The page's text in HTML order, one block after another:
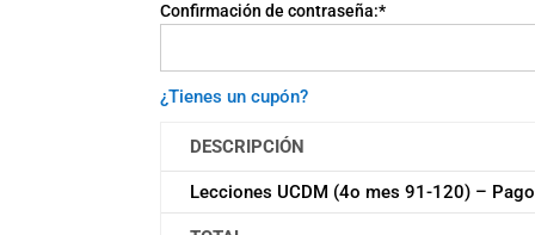
Confirmación de contraseña:*
¿Tienes un cupón?
DESCRIPCIÓN
Lecciones UCDM (4o mes 91-120) – Pago